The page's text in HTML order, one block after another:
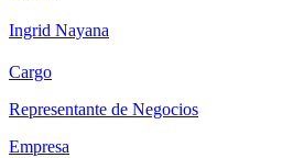
Ingrid Nayana
Cargo
Representante de Negocios
Empresa